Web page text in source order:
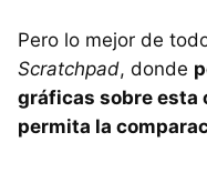
Pero lo mejor de
Scratchpad, donde
gráficas sobre esta
permita la